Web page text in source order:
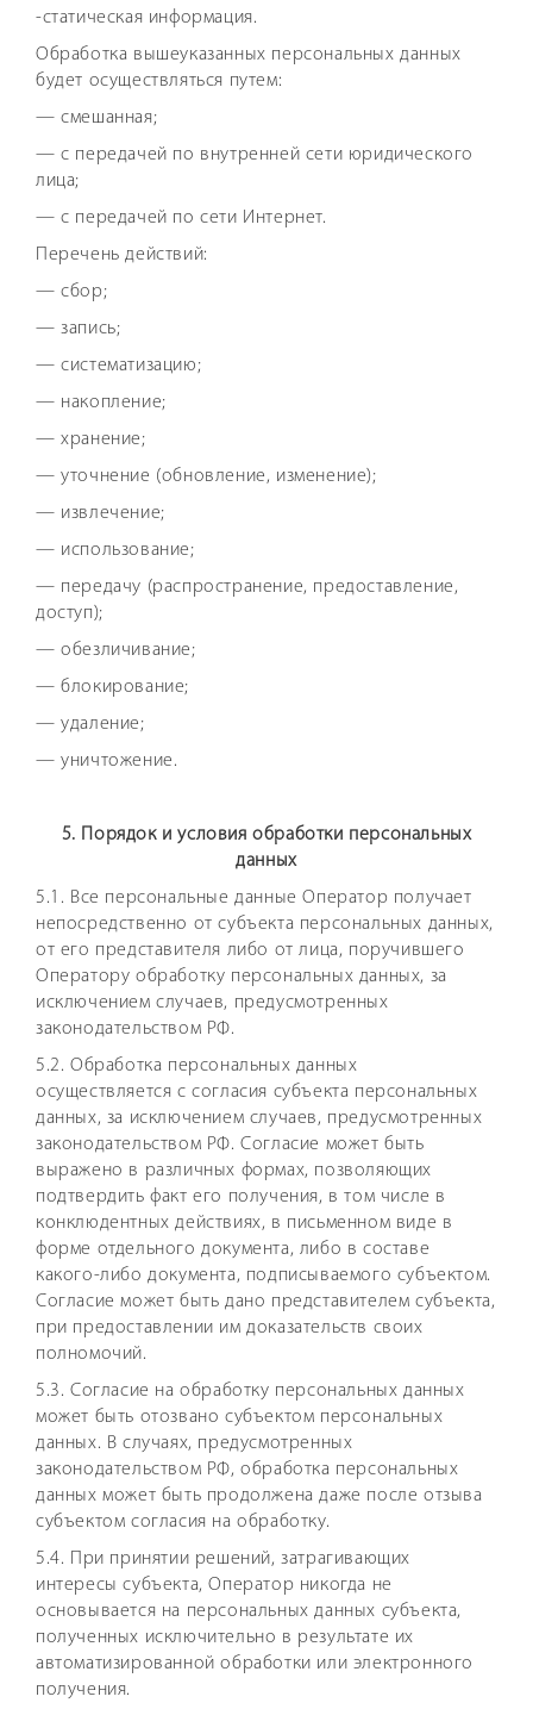
-статическая информация.
Обработка вышеуказанных персональных данных
будет осуществляться путем:
— смешанная;
— с передачей по внутренней сети юридического
лица;
— с передачей по сети Интернет.
Перечень действий:
— сбор;
— запись;
— систематизацию;
— накопление;
— хранение;
— уточнение (обновление, изменение);
— извлечение;
— использование;
— передачу (распространение, предоставление,
доступ);
— обезличивание;
— блокирование;
— удаление;
— уничтожение.
5. Порядок и условия обработки персональных
данных
5.1. Все персональные данные Оператор получает
непосредственно от субъекта персональных данных,
от его представителя либо от лица, поручившего
Оператору обработку персональных данных, за
исключением случаев, предусмотренных
законодательством РФ.
5.2. Обработка персональных данных
осуществляется с согласия субъекта персональных
данных, за исключением случаев, предусмотренных
законодательством РФ. Согласие может быть
выражено в различных формах, позволяющих
подтвердить факт его получения, в том числе в
конклюдентных действиях, в письменном виде в
форме отдельного документа, либо в составе
какого-либо документа, подписываемого субъектом.
Согласие может быть дано представителем субъекта,
при предоставлении им доказательств своих
полномочий.
5.3. Согласие на обработку персональных данных
может быть отозвано субъектом персональных
данных. В случаях, предусмотренных
законодательством РФ, обработка персональных
данных может быть продолжена даже после отзыва
субъектом согласия на обработку.
5.4. При принятии решений, затрагивающих
интересы субъекта, Оператор никогда не
основывается на персональных данных субъекта,
полученных исключительно в результате их
автоматизированной обработки или электронного
получения.